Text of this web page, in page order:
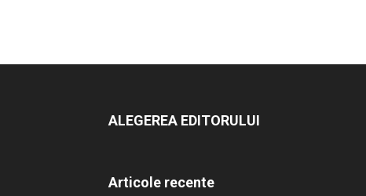
ALEGEREA EDITORULUI
Articole recente